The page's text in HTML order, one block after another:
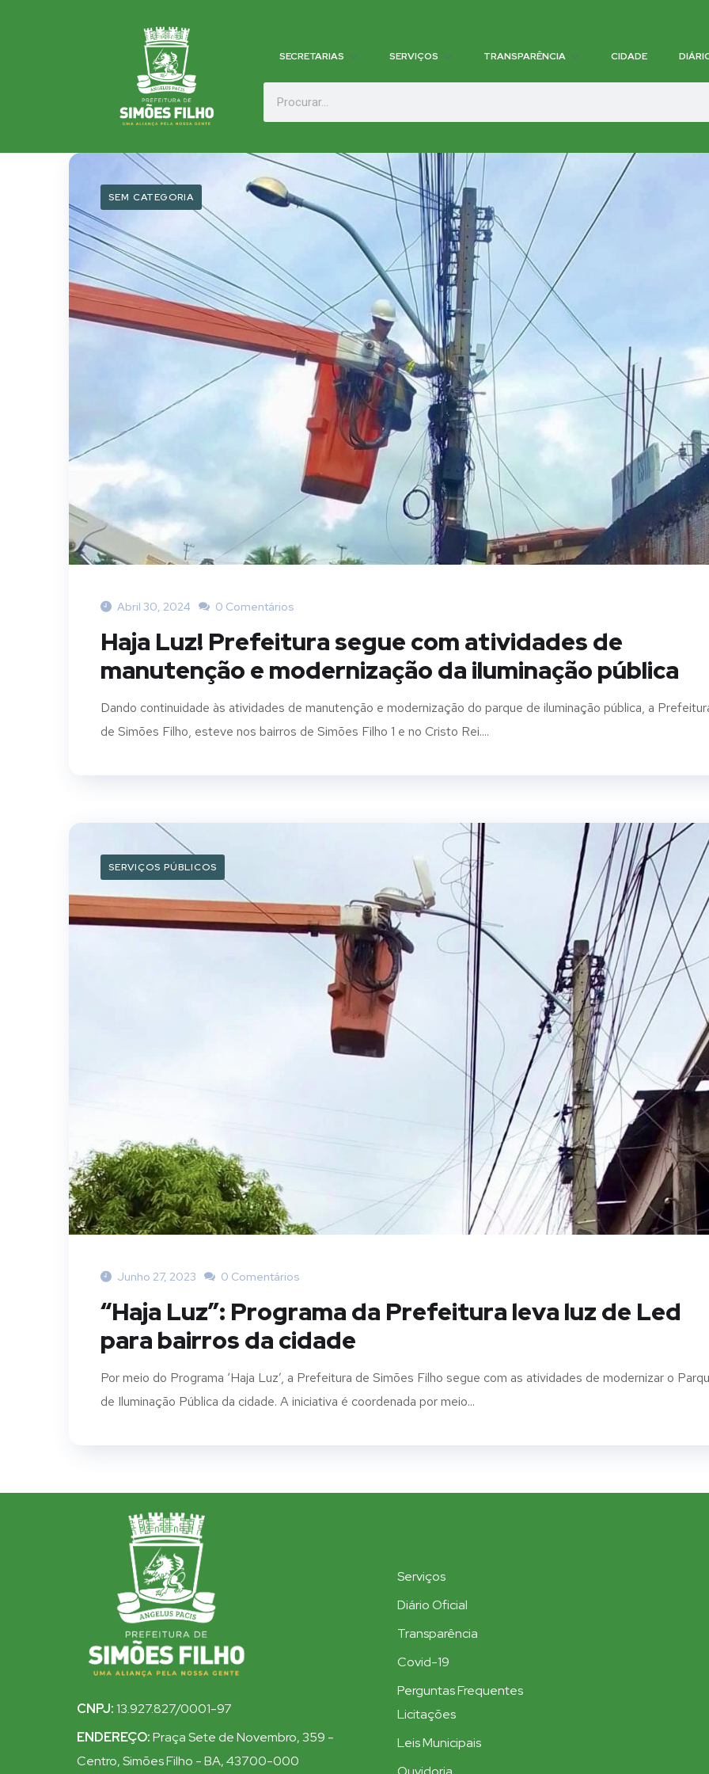
SECRETARIAS SERVIÇOS TRANSPARÊNCIA CIDADE
SEM CATEGORIA
Abril 30, 2024 0 Comentários
Haja Luz! Prefeitura segue com atividades de
manutenção e modernização da iluminação pública
Dando continuidade às atividades de manutenção e modernização do parque de iluminação pública, a
de Simões Filho, esteve nos bairros de Simões Filho 1 e no Cristo Rei....
SERVIÇOS PÚBLICOS
Junho 27, 2023 0 Comentários
“Haja Luz”: Programa da Prefeitura leva luz de Led
para bairros da cidade
Por meio do Programa ‘Haja Luz’, a Prefeitura de Simões Filho segue com as atividades de modernizar o
de Iluminação Pública da cidade. A iniciativa é coordenada por meio...
CNPJ:13.927.827/0001-97
ENDEREÇO:Praça Sete de Novembro, 359 -
Centro, Simões Filho - BA, 43700-000
Serviços
Diário Oficial
Transparência
Covid-19
Perguntas Frequentes
Licitações
Leis Municipais